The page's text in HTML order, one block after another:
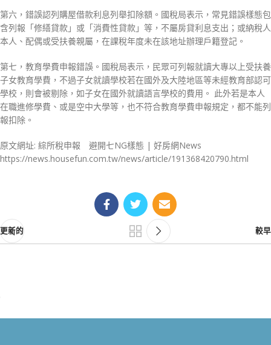
第六，錯誤認列購屋借款利息列舉扣除額。國稅局表示，常見錯誤樣態包
含列報「修繕貸款」或「消費性貸款」等，不屬房貸利息支出；或納稅人
本人、配偶或受扶養親屬，在課稅年度未在該地址辦理戶籍登記。
第七，教育學費申報錯誤。國稅局表示，民眾可列報就讀大專以上受扶養
子女教育學費，不過子女就讀學校若在國外及大陸地區等未經教育部認可
學校，則會被剔除，如子女在國外就讀語言學校的費用。 此外若是本人
在職進修學費、或是空中大學等，也不符合教育學費申報規定，都不能列
報扣除。
原文網址: 綜所稅申報 避開七NG樣態 | 好房網News
https://news.housefun.com.tw/news/article/191368420790.html
更新的 較早